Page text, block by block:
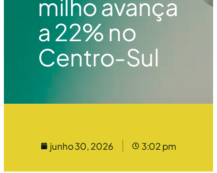
milho avança
a 22% no
Centro-Sul
junho 30, 2026 3:02 pm